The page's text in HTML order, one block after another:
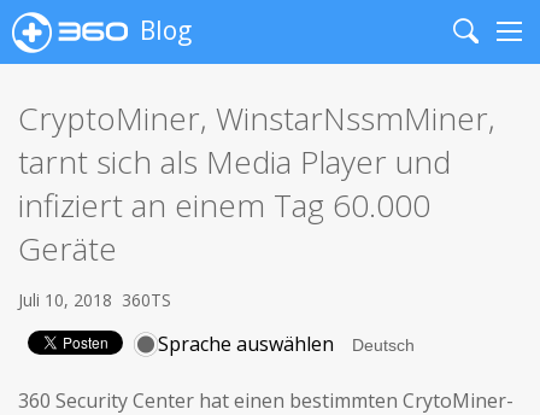
Blog
Search
CryptoMiner, WinstarNssmMiner,
tarnt sich als Media Player und
infiziert an einem Tag 60.000
Geräte
Juli 10, 2018 360TS
Sprache auswählen
360 Security Center hat einen bestimmten CrytoMiner-